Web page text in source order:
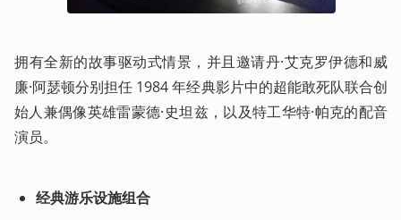
拥有全新的故事驱动式情景，并且邀请丹·艾克罗伊德和威
廉·阿瑟顿分别担任 1984 年经典影片中的超能敢死队联合创
始人兼偶像英雄雷蒙德·史坦兹，以及特工华特·帕克的配音
演员。
经典游乐设施组合